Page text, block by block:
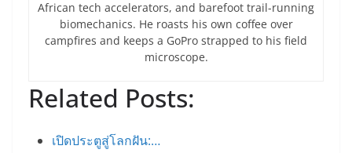
African tech accelerators, and barefoot trail-running
biomechanics. He roasts his own coffee over
campfires and keeps a GoPro strapped to his field
microscope.
Related Posts:
เปิดประตูสู่โลกฝัน:…